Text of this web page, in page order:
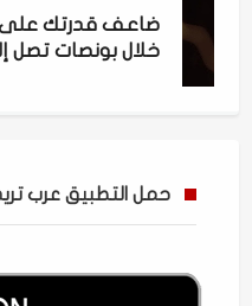
ضاعف قدرتك على
خلال بونصات تصل إلى
حمل التطبيق عرب تريد